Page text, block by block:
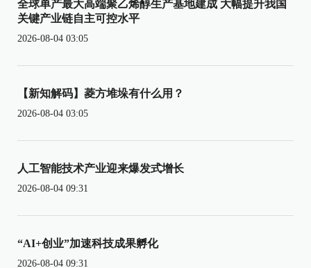
全球单产最大高端聚乙烯醇生产基地建成 大幅提升我国
关键产业链自主可控水平
2026-08-04 03:05
【新知解码】菱方堆垛有什么用？
2026-08-04 03:05
人工智能技术产业迎来爆发式增长
2026-08-04 09:31
“AI+创业”加速科技成果孵化
2026-08-04 09:31